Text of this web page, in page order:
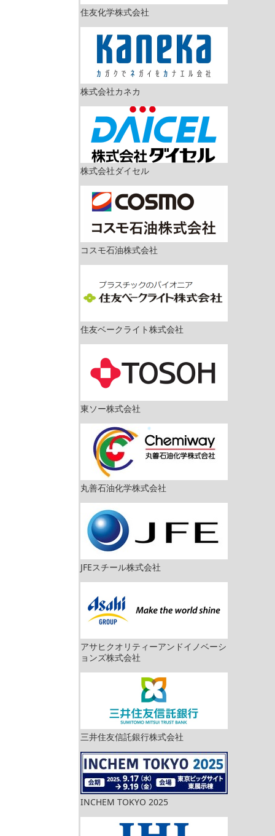
住友化学株式会社
株式会社カネカ
株式会社ダイセル
コスモ石油株式会社
住友ベークライト株式会社
東ソー株式会社
丸善石油化学株式会社
JFEスチール株式会社
アサヒクオリティーアンドイノベーシ
ョンズ株式会社
三井住友信託銀行株式会社
INCHEM TOKYO 2025